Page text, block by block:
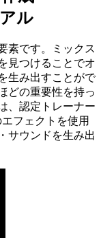
ル
素です。ミックス
見つけることでオ
生み出すことがで
どの重要性を持っ
、認定トレーナー
フェクトを使用
サウンドを生み出